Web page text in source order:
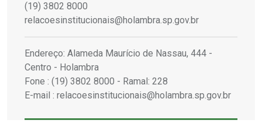
(19) 3802 8000
relacoesinstitucionais@holambra.sp.gov.br
Endereço: Alameda Maurício de Nassau, 444 -
Centro - Holambra
Fone : (19) 3802 8000 - Ramal: 228
E-mail : relacoesinstitucionais@holambra.sp.gov.br